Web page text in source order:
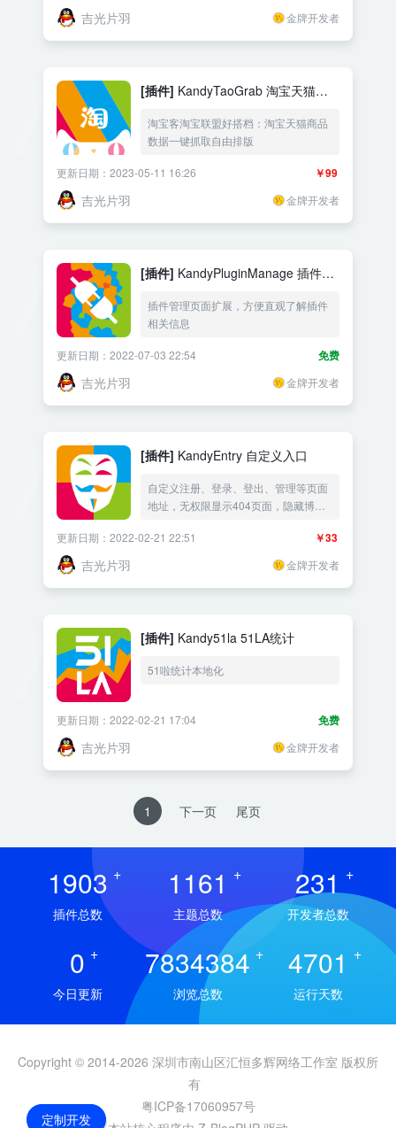
吉光片羽 金牌开发者
[插件] KandyTaoGrab 淘宝天猫数
淘宝客淘宝联盟好搭档：淘宝天猫商品
数据一键抓取自由排版
￥99
更新日期：2023-05-11 16:26
吉光片羽 金牌开发者
[插件] KandyPluginManage 插件管
插件管理页面扩展，方便直观了解插件
相关信息
免费
更新日期：2022-07-03 22:54
吉光片羽 金牌开发者
[插件] KandyEntry 自定义入口
自定义注册、登录、登出、管理等页面
地址，无权限显示404页面，隐藏博客
￥33
更新日期：2022-02-21 22:51
吉光片羽 金牌开发者
[插件] Kandy51la 51LA统计
51啦统计本地化
免费
更新日期：2022-02-21 17:04
吉光片羽 金牌开发者
1 下一页 尾页
1903 +
插件总数
1161 +
主题总数
231 +
开发者总数
0 +
今日更新
7834384 +
浏览总数
4701 +
运行天数
Copyright © 2014-2026 深圳市南山区汇恒多辉网络工作室 版权所
有
粤ICP备17060957号
定制开发